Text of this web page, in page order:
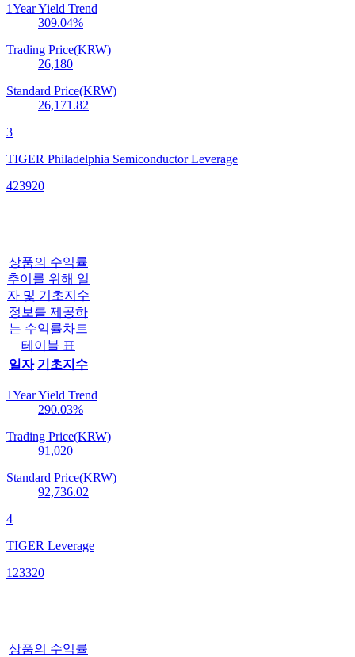
1Year Yield Trend
309.04%
Trading Price(KRW)
26,180
Standard Price(KRW)
26,171.82
3
TIGER Philadelphia Semiconductor Leverage
423920
상품의 수익률
추이를 위해 일
자 및 기초지수
정보를 제공하
는 수익률차트
테이블 표
일자 기초지수
1Year Yield Trend
290.03%
Trading Price(KRW)
91,020
Standard Price(KRW)
92,736.02
4
TIGER Leverage
123320
상품의 수익률